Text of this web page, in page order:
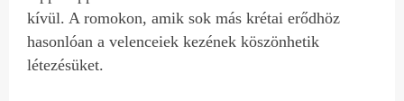
kívül. A romokon, amik sok más krétai erődhöz
hasonlóan a velenceiek kezének köszönhetik
létezésüket.